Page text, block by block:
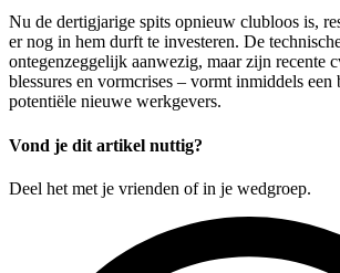
Nu de dertigjarige spits opnieuw clubloos is,
er nog in hem durft te investeren. De
ontegenzeggelijk aanwezig, maar zijn recente
blessures en vormcrises – vormt inmiddels
potentiële nieuwe werkgevers.
Vond je dit artikel nuttig?
Deel het met je vrienden of in je wedgroep.